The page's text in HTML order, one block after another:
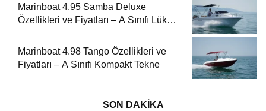
Marinboat 4.95 Samba Deluxe
Özellikleri ve Fiyatları – A Sınıfı Lüks
Marinboat 4.98 Tango Özellikleri ve
Fiyatları – A Sınıfı Kompakt Tekne
SON DAKİKA